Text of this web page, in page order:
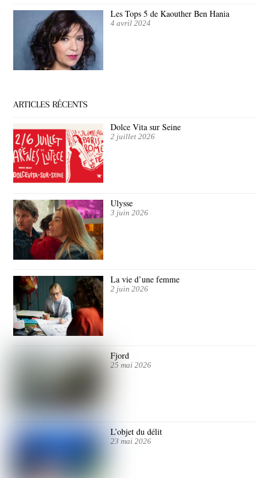
Les Tops 5 de Kaouther Ben Hania
4 avril 2024
ARTICLES RÉCENTS
Dolce Vita sur Seine
2 juillet 2026
Ulysse
3 juin 2026
La vie d’une femme
2 juin 2026
Fjord
25 mai 2026
L’objet du délit
23 mai 2026